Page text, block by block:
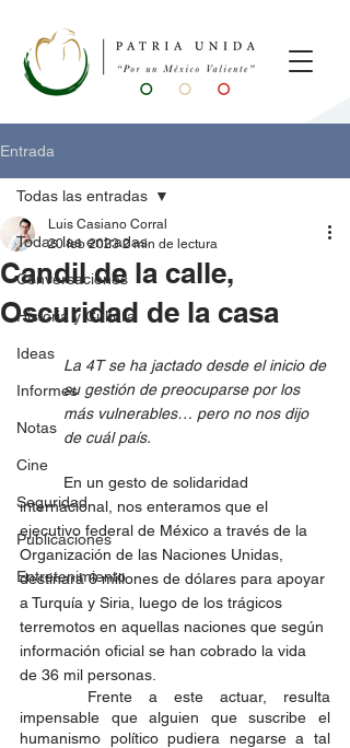
Entrada
Todas las entradas
Conversaciones
Historia y Cultura
Ideas
Informes
Notas
Cine
Seguridad
Publicaciones
Entretenimiento
Todas las entradas
Candil de la calle,
Oscuridad de la casa
Luis Casiano Corral
20 feb 2023 2 min de lectura
La 4T se ha jactado desde el inicio de
su gestión de preocuparse por los
más vulnerables… pero no nos dijo
de cuál país.
internacional, nos enteramos que el
ejecutivo federal de México a través de la
Organización de las Naciones Unidas,
destinará 6 millones de dólares para apoyar
a Turquía y Siria, luego de los trágicos
terremotos en aquellas naciones que según
información oficial se han cobrado la vida
de 36 mil personas.
impensable que alguien que suscribe el
humanismo político pudiera negarse a tal